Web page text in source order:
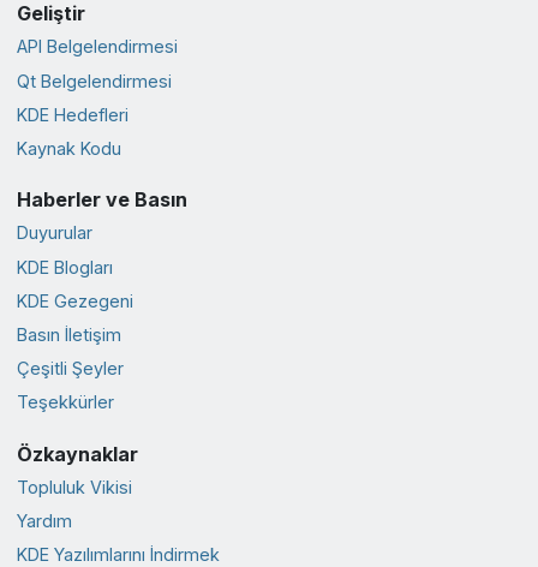
Geliştir
API Belgelendirmesi
Qt Belgelendirmesi
KDE Hedefleri
Kaynak Kodu
Haberler ve Basın
Duyurular
KDE Blogları
KDE Gezegeni
Basın İletişim
Çeşitli Şeyler
Teşekkürler
Özkaynaklar
Topluluk Vikisi
Yardım
KDE Yazılımlarını İndirmek